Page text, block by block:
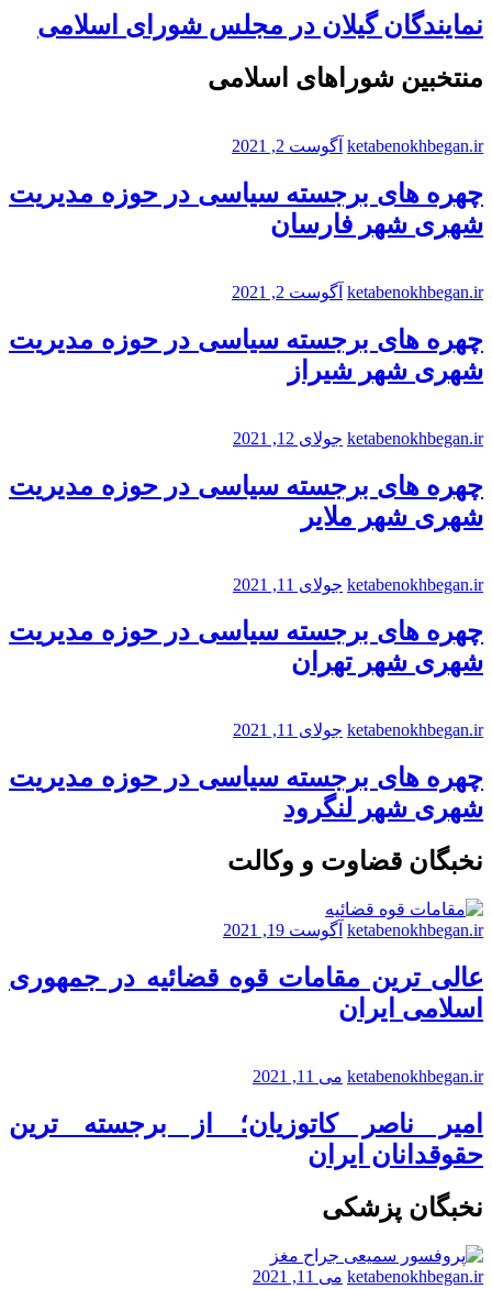
نمایندگان گیلان در مجلس شورای اسلامی
منتخبین شوراهای اسلامی
ketabenokhbegan.ir آگوست 2, 2021
چهره های برجسته سیاسی در حوزه مدیریت
شهری شهر فارسان
ketabenokhbegan.ir آگوست 2, 2021
چهره های برجسته سیاسی در حوزه مدیریت
شهری شهر شیراز
ketabenokhbegan.ir جولای 12, 2021
چهره های برجسته سیاسی در حوزه مدیریت
شهری شهر ملایر
ketabenokhbegan.ir جولای 11, 2021
چهره های برجسته سیاسی در حوزه مدیریت
شهری شهر تهران
ketabenokhbegan.ir جولای 11, 2021
چهره های برجسته سیاسی در حوزه مدیریت
شهری شهر لنگرود
نخبگان قضاوت و وکالت
ketabenokhbegan.ir آگوست 19, 2021
عالی ترین مقامات قوه قضائیه در جمهوری
اسلامی ایران
ketabenokhbegan.ir می 11, 2021
امیر ناصر کاتوزیان؛ از برجسته ترین
حقوقدانان ایران
نخبگان پزشکی
ketabenokhbegan.ir می 11, 2021